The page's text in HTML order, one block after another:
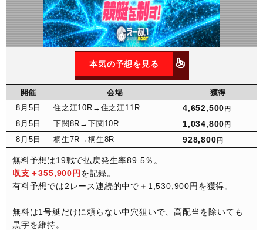
本気の予想を見る
開催 会場
獲得
8月 5日 住之江10R →住之江11R 4,652,500 円
8月 5日 下関8R →下関10R 1,034,800 円
8月 5日 桐生7R →桐生8R 928,800 円
無料予想は19戦で払戻発生率89.5％。
収支＋355,900円を記録。
有料予想では2レース連続的中で＋1,530,900円を獲得。
無料は1号艇だけに頼らない中穴狙いで、高配当を除いても
黒字を維持。